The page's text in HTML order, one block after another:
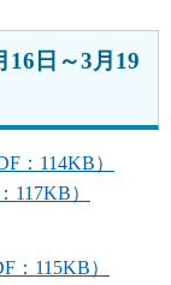
16日～3月19
：114KB）
）
115KB）